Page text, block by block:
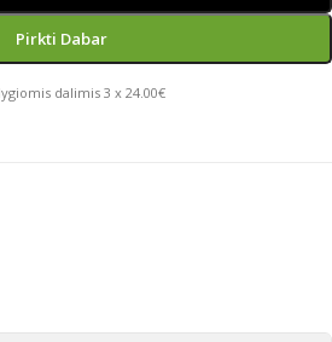
Pirkti Dabar
dalimis 3 x 24.00€